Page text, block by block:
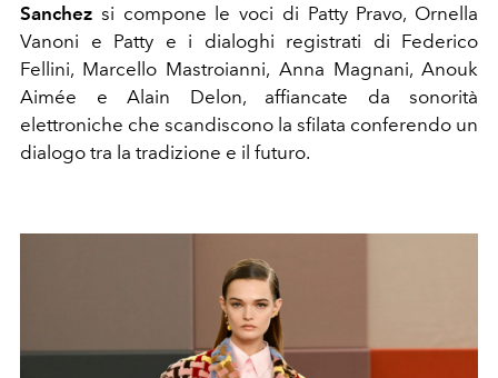
Sanchez si compone le voci di Patty Pravo, Ornella
Vanoni e Patty e i dialoghi registrati di Federico
Fellini, Marcello Mastroianni, Anna Magnani, Anouk
Aimée e Alain Delon, affiancate da sonorità
elettroniche che scandiscono la sfilata conferendo un
dialogo tra la tradizione e il futuro.